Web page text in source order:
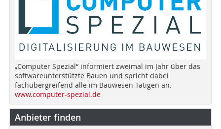
„Computer Spezial“ informiert zweimal im Jahr über das
softwareunterstützte Bauen und spricht dabei
fachübergreifend alle im Bauwesen Tätigen an.
www.computer-spezial.de
Anbieter finden